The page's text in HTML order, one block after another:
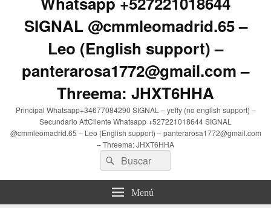
SIGNAL @cmmleomadrid.65 –
Leo (English support) –
panterarosa1772@gmail.com –
Threema: JHXT6HHA
Principal Whatsapp+34677084290 SIGNAL – yeffy (no english support) –
Secundario AttCliente Whatsapp +527221018644 SIGNAL
@cmmleomadrid.65 – Leo (English support) – panterarosa1772@gmail.com
– Threema: JHXT6HHA
Buscar
por:
Buscar
Menú